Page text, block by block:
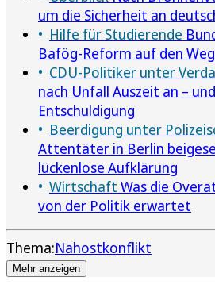
um die Sicherheit an
Hilfe für Studierende
Bafög-Reform auf den
CDU-Politiker unter
nach Unfall Auszeit an –
Entschuldigung
Beerdigung unter
Attentäter in Berlin
lückenlose Aufklärung
Wirtschaft Was die
von der Politik erwartet
Thema:Nahostkonflikt
Mehr anzeigen